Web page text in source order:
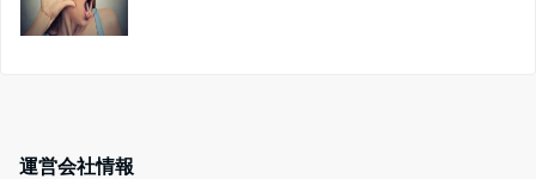
運営会社情報